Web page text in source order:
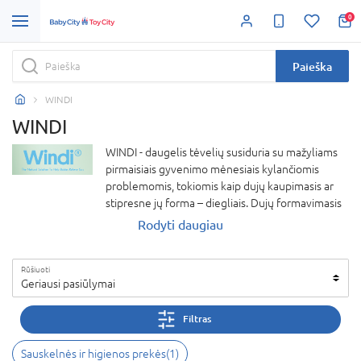
0
Paieška
WINDI
WINDI
WINDI - daugelis tėvelių susiduria su mažyliams
pirmaisiais gyvenimo mėnesiais kylančiomis
problemomis, tokiomis kaip dujų kaupimasis ar
stipresne jų forma – diegliais. Dujų formavimasis
yra natūralus tiek vaikams, tiek suaugusiesiems,
natūralus sprendimas siekiant pašalinti neigiamus
pojūčius sukeliamus besikaupiant dujoms. Ši
priemonė veikia itin greitai, efektyviai ir natūraliai
– be jokio medikamentinio įsikišimo.WINDI -
daugelis tėvelių susiduria su mažyliams
Rodyti daugiau
Rūšiuoti
Geriausi pasiūlymai
Filtras
Sauskelnės ir higienos prekės(1)